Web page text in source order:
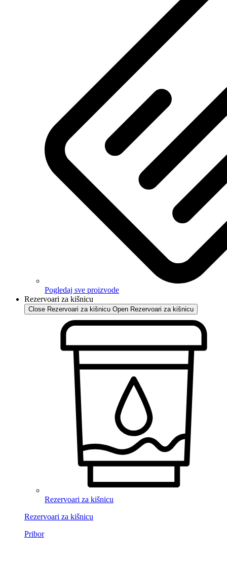
Pogledaj sve proizvode
Rezervoari za kišnicu
Close Rezervoari za kišnicu Open Rezervoari za kišnicu
Rezervoari za kišnicu
Rezervoari za kišnicu
Pribor